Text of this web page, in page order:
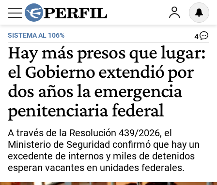
SISTEMA AL 106% 4
Hay más presos que lugar:
el Gobierno extendió por
dos años la emergencia
penitenciaria federal
A través de la Resolución 439/2026, el
Ministerio de Seguridad confirmó que hay un
excedente de internos y miles de detenidos
esperan vacantes en unidades federales.